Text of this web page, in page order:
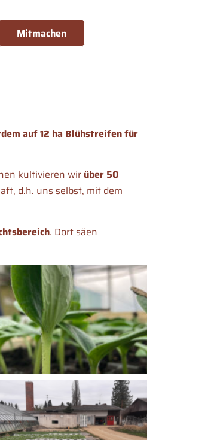
Mitmachen
auf 12 ha Blühstreifen für
kultivieren wir über 50
d.h. uns selbst, mit dem
. Dort säen